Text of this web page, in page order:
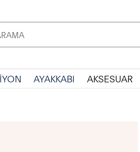
AYAKKABI AKSESUAR